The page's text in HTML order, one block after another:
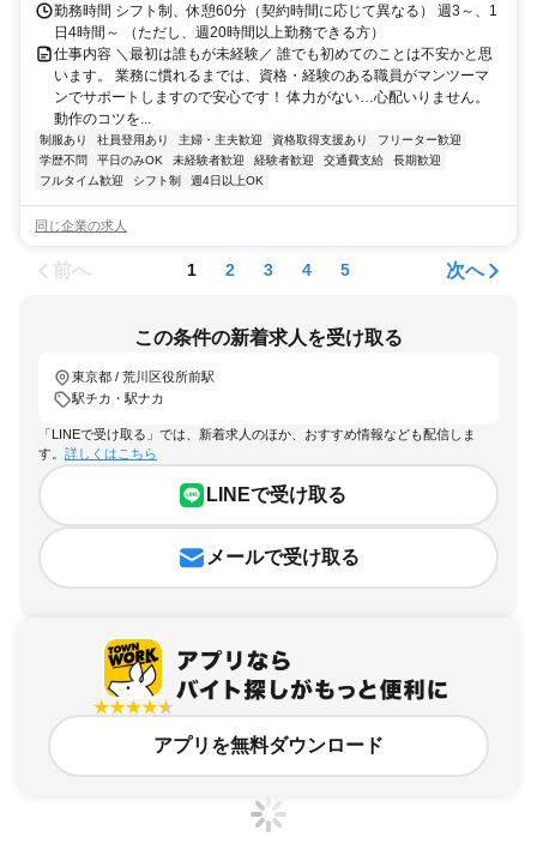
勤務時間 シフト制、休憩60分（契約時間に応じて異なる） 週3～、1
日4時間～ （ただし、週20時間以上勤務できる方）
仕事内容 ＼最初は誰もが未経験／ 誰でも初めてのことは不安かと思
います。 業務に慣れるまでは、資格・経験のある職員がマンツーマ
ンでサポートしますので安心です！ 体力がない…心配いりません。
動作のコツを...
制服あり 社員登用あり 主婦・主夫歓迎 資格取得支援あり
フリーター歓迎
学歴不問
平日のみOK 未経験者歓迎 経験者歓迎 交通費支給
長期歓迎
フルタイム歓迎
シフト制 週4日以上OK
同じ企業の求人
前へ 1 2 3 4 5 次へ
この条件の新着求人を受け取る
東京都 / 荒川区役所前駅
駅チカ・駅ナカ
「LINEで受け取る」では、新着求人のほか、おすすめ情報なども配信しま
す。 詳しくはこちら
LINEで受け取る
メールで受け取る
アプリを無料ダウンロード